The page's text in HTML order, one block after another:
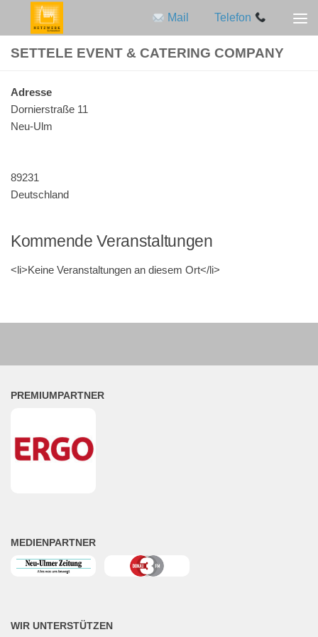
Zum Inhalt springen Mail Telefon
SETTELE EVENT & CATERING COMPANY
Adres­se
Dor­nier­stra­ße 11
Neu-Ulm
89231
Deutschland
Kommende Veranstaltungen
<li>Keine Ver­an­stal­tun­gen an die­sem Ort</li>
PREMIUMPARTNER
MEDIENPARTNER
WIR UNTERSTÜTZEN